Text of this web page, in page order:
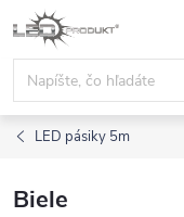
Prejsť
na
obsah
LED pásiky 5m
Biele